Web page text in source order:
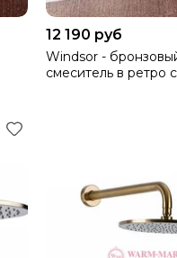
12 190 руб
Windsor -
смеситель в ретро